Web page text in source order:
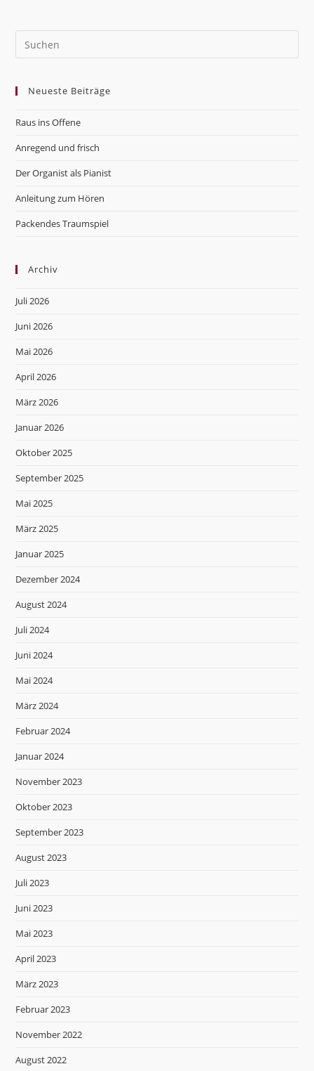
Neueste Beiträge
Raus ins Offene
Anregend und frisch
Der Organist als Pianist
Anleitung zum Hören
Packendes Traumspiel
Archiv
Juli 2026
Juni 2026
Mai 2026
April 2026
März 2026
Januar 2026
Oktober 2025
September 2025
Mai 2025
März 2025
Januar 2025
Dezember 2024
August 2024
Juli 2024
Juni 2024
Mai 2024
März 2024
Februar 2024
Januar 2024
November 2023
Oktober 2023
September 2023
August 2023
Juli 2023
Juni 2023
Mai 2023
April 2023
März 2023
Februar 2023
November 2022
August 2022